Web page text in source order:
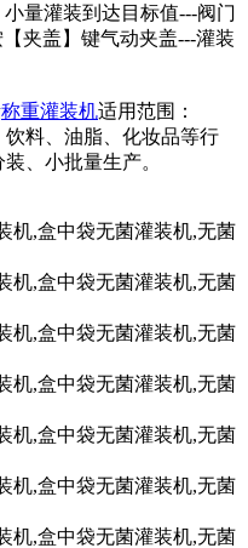
量灌装到达目标值---阀门
夹盖】键气动夹盖---灌装
称重灌装机适用范围：
料、油脂、化妆品等行
、小批量生产。